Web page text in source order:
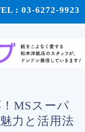
: 03-6272-9923
MSスーパ
力と活用法